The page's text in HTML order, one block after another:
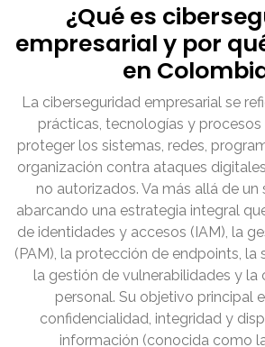
¿Qué es
empresarial y por
en
La ciberseguridad empresarial se
prácticas, tecnologías y procesos
proteger los sistemas, redes,
organización contra ataques
no autorizados. Va más allá de un
abarcando una estrategia integral
de identidades y accesos (IAM), la
(PAM), la protección de endpoints, la
la gestión de vulnerabilidades y la
personal. Su objetivo principal
confidencialidad, integridad y
información (conocida como